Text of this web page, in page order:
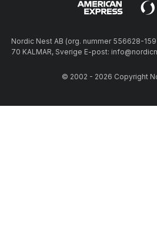
Nordic Nest AB (org. nummer 556628-
70 KALMAR, Sverige E-post:
© 2002 - 2026 Copyright